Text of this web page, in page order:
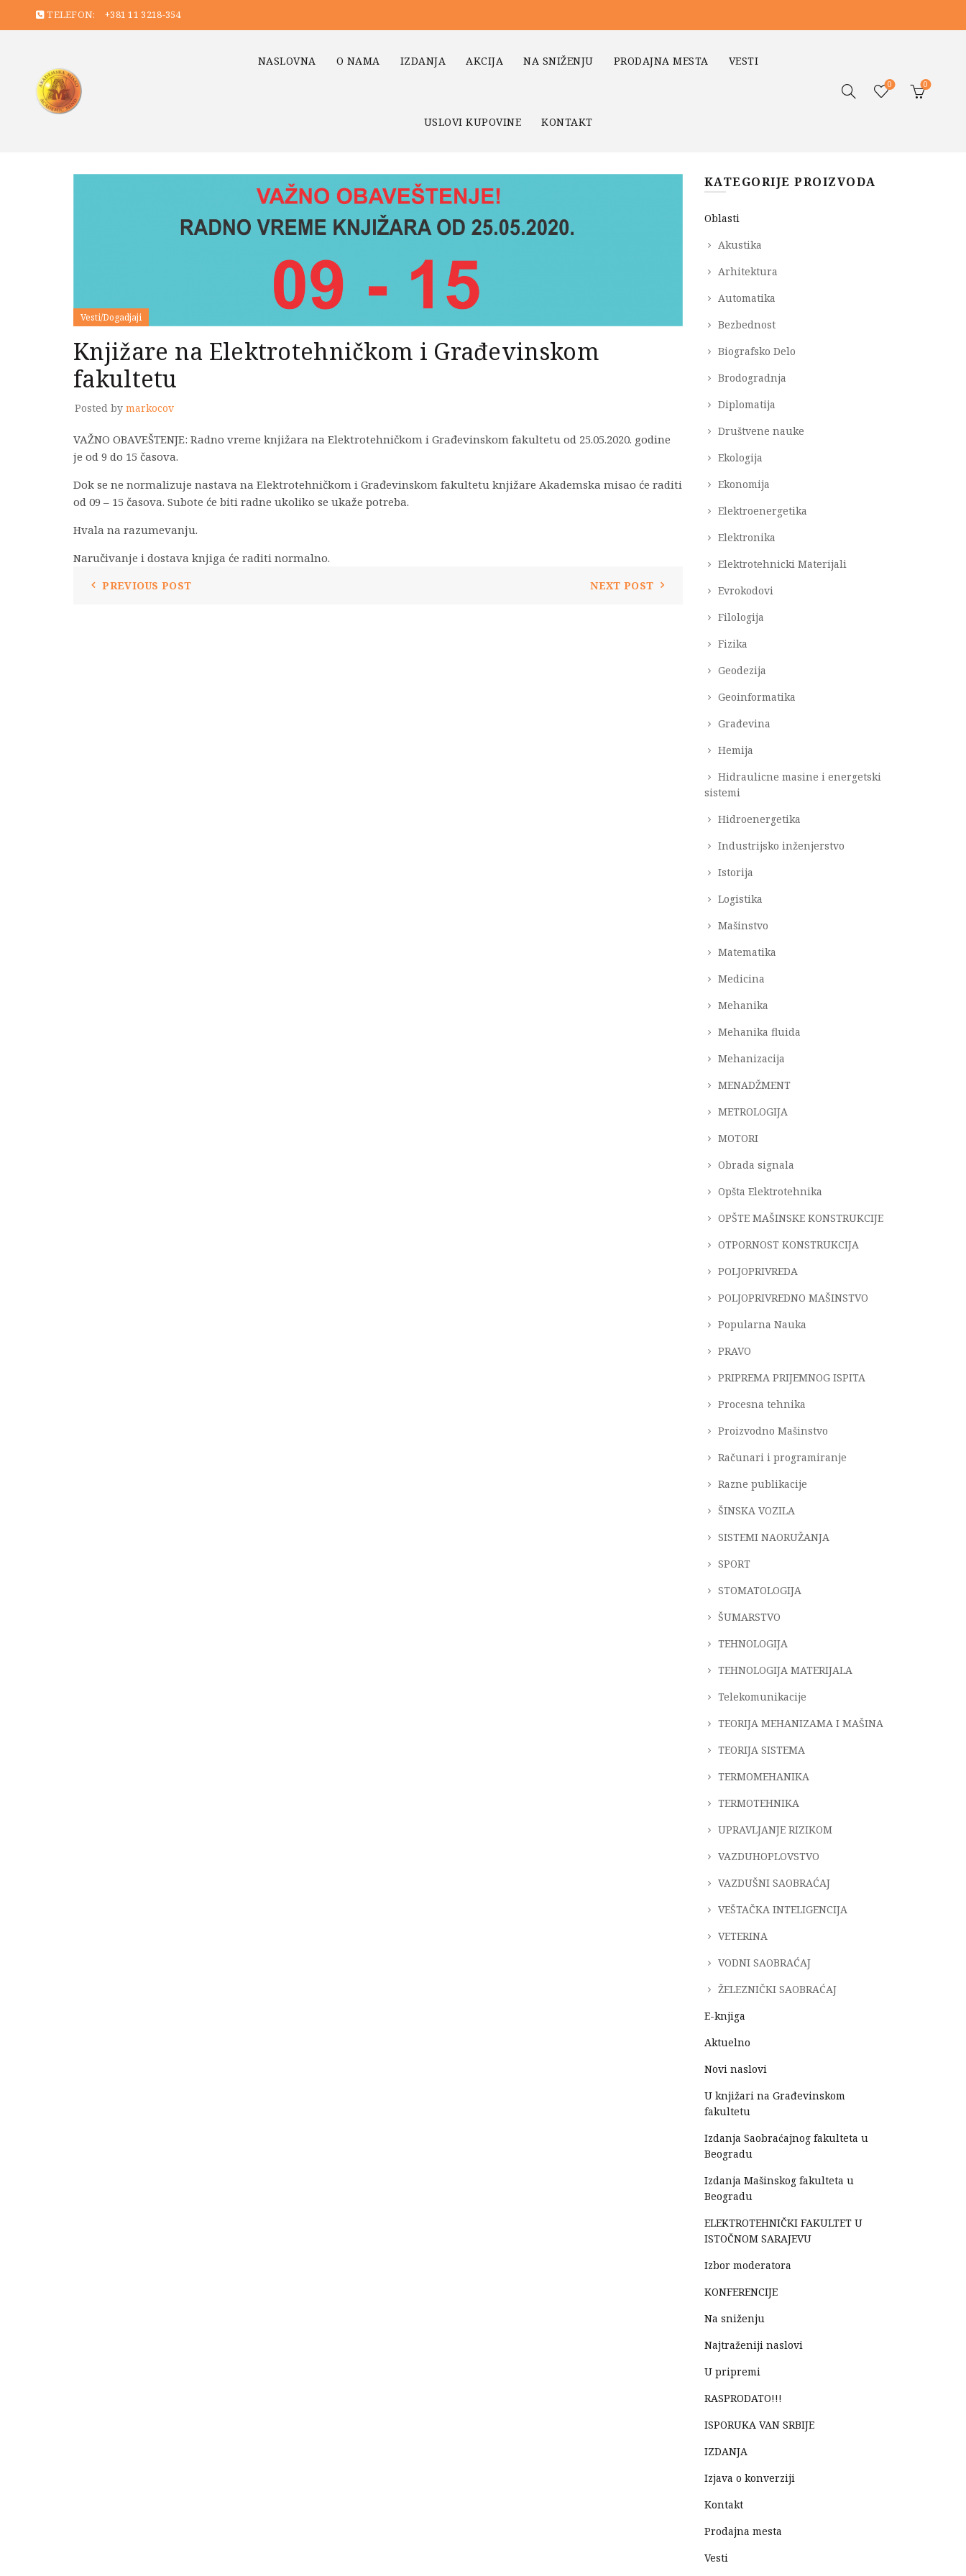
TELEFON: +381 11 3218-354
NASLOVNA O NAMA IZDANJA AKCIJA NA SNIŽENJU PRODAJNA MESTA VESTI
USLOVI KUPOVINE KONTAKT
0 0
Vesti/Dogadjaji
Knjižare na Elektrotehničkom i Građevinskom
fakultetu
Posted by markocov
VAŽNO OBAVEŠTENJE: Radno vreme knjižara na Elektrotehničkom i Građevinskom fakultetu od 25.05.2020. godine
je od 9 do 15 časova.
Dok se ne normalizuje nastava na Elektrotehničkom i Građevinskom fakultetu knjižare Akademska misao će raditi
od 09 – 15 časova. Subote će biti radne ukoliko se ukaže potreba.
Hvala na razumevanju.
Naručivanje i dostava knjiga će raditi normalno.
PREVIOUS POST NEXT POST
KATEGORIJE PROIZVODA
Oblasti
Akustika
Arhitektura
Automatika
Bezbednost
Biografsko Delo
Brodogradnja
Diplomatija
Društvene nauke
Ekologija
Ekonomija
Elektroenergetika
Elektronika
Elektrotehnicki Materijali
Evrokodovi
Filologija
Fizika
Geodezija
Geoinformatika
Građevina
Hemija
Hidraulicne masine i energetski
sistemi
Hidroenergetika
Industrijsko inženjerstvo
Istorija
Logistika
Mašinstvo
Matematika
Medicina
Mehanika
Mehanika fluida
Mehanizacija
MENADŽMENT
METROLOGIJA
MOTORI
Obrada signala
Opšta Elektrotehnika
OPŠTE MAŠINSKE KONSTRUKCIJE
OTPORNOST KONSTRUKCIJA
POLJOPRIVREDA
POLJOPRIVREDNO MAŠINSTVO
Popularna Nauka
PRAVO
PRIPREMA PRIJEMNOG ISPITA
Procesna tehnika
Proizvodno Mašinstvo
Računari i programiranje
Razne publikacije
ŠINSKA VOZILA
SISTEMI NAORUŽANJA
SPORT
STOMATOLOGIJA
ŠUMARSTVO
TEHNOLOGIJA
TEHNOLOGIJA MATERIJALA
Telekomunikacije
TEORIJA MEHANIZAMA I MAŠINA
TEORIJA SISTEMA
TERMOMEHANIKA
TERMOTEHNIKA
UPRAVLJANJE RIZIKOM
VAZDUHOPLOVSTVO
VAZDUŠNI SAOBRAĆAJ
VEŠTAČKA INTELIGENCIJA
VETERINA
VODNI SAOBRAĆAJ
ŽELEZNIČKI SAOBRAĆAJ
E-knjiga
Aktuelno
Novi naslovi
U knjižari na Građevinskom
fakultetu
Izdanja Saobraćajnog fakulteta u
Beogradu
Izdanja Mašinskog fakulteta u
Beogradu
ELEKTROTEHNIČKI FAKULTET U
ISTOČNOM SARAJEVU
Izbor moderatora
KONFERENCIJE
Na sniženju
Najtraženiji naslovi
U pripremi
RASPRODATO!!!
ISPORUKA VAN SRBIJE
IZDANJA
Izjava o konverziji
Kontakt
Prodajna mesta
Vesti